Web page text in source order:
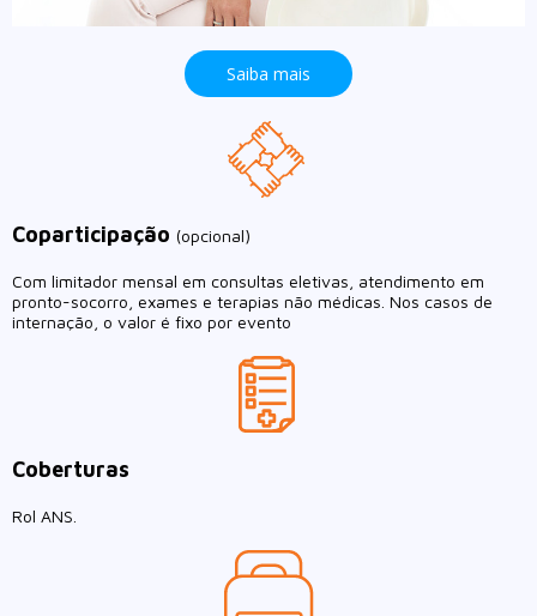
Saiba mais
Coparticipação (opcional)
Com limitador mensal em consultas eletivas, atendimento em
pronto-socorro, exames e terapias não médicas. Nos casos de
internação, o valor é fixo por evento
Coberturas
Rol ANS.